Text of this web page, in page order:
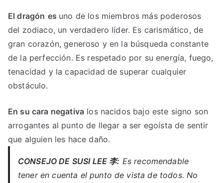
El dragón es uno de los miembros más poderosos
del zodiaco, un verdadero líder. Es carismático, de
gran corazón, generoso y en la búsqueda constante
de la perfección. Es respetado por su energía, fuego,
tenacidad y la capacidad de superar cualquier
obstáculo.
En su cara negativa los nacidos bajo este signo son
arrogantes al punto de llegar a ser egoísta de sentir
que alguien les hace daño.
CONSEJO DE SUSI LEE 李: Es recomendable
tener en cuenta el punto de vista de todos. No